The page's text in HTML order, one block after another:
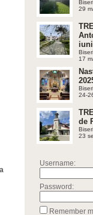
29
17
24-
de
23
Username:
Password:
Remember